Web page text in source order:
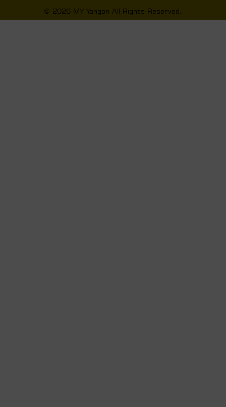
© 2026 MY Yangon All Rights Reserved.